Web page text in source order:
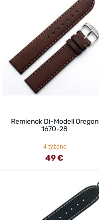
Remienok Di-Modell Oregon
1670-28
4 týždne
49 €